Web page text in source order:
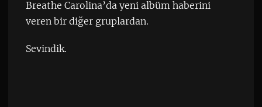
Breathe Carolina’da yeni albüm haberini
veren bir diğer gruplardan.
Sevindik.